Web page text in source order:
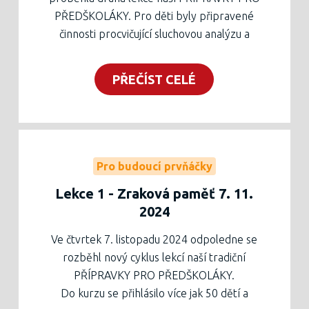
PŘEDŠKOLÁKY. Pro děti byly připravené
činnosti procvičující sluchovou analýzu a
dalšími zvířaty s jejich zvuky. V závěru
setkání byly procvičeny i další
spolu s kruhem. Rodiče či prarodiče, kteří
se, jak zábavně procvičovat tyto dílčí funkce
v domácím prostředí.
Pracovní list je ke stažení níže nebo
vytištěný v zelené krabici v zádveří školy.
PŘEČÍST CELÉ
Pro budoucí prvňáčky
Lekce 1 - Zraková paměť 7. 11.
2024
Ve čtvrtek 7. listopadu 2024 odpoledne se
rozběhl nový cyklus lekcí naší tradiční
PŘÍPRAVKY PRO PŘEDŠKOLÁKY.
Do kurzu se přihlásilo více jak 50 dětí a